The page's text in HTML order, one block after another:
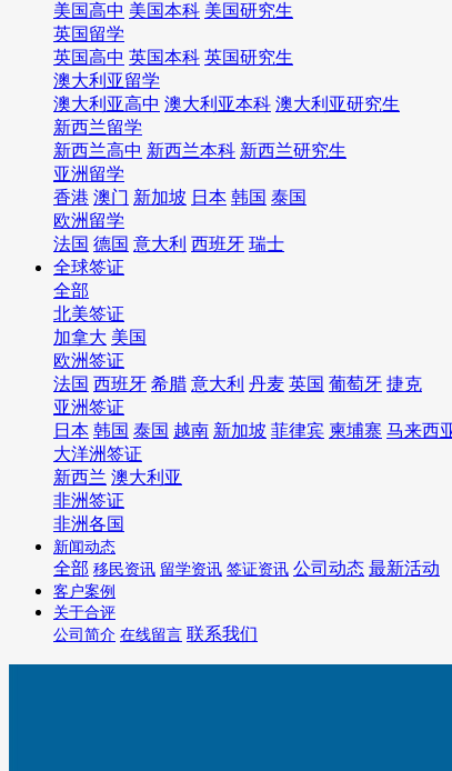
美国高中 美国本科 美国研究生
英国留学
英国高中 英国本科 英国研究生
澳大利亚留学
澳大利亚高中 澳大利亚本科 澳大利亚研究生
新西兰留学
新西兰高中 新西兰本科 新西兰研究生
亚洲留学
香港 澳门 新加坡 日本 韩国 泰国
欧洲留学
法国 德国 意大利 西班牙 瑞士
全球签证
全部
北美签证
加拿大 美国
欧洲签证
法国 西班牙 希腊 意大利 丹麦 英国 葡萄牙 捷克
亚洲签证
日本 韩国 泰国 越南 新加坡 菲律宾 柬埔寨 马来西
大洋洲签证
新西兰 澳大利亚
非洲签证
非洲各国
新闻动态
全部 移民资讯 留学资讯 签证资讯 公司动态 最新活动
客户案例
关于合评
公司简介 在线留言 联系我们